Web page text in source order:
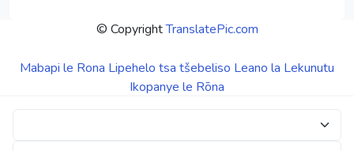
© CopyrightTranslatePic.com
Mabapi le Rona Lipehelo tsa tšebeliso Leano la Lekunutu
Ikopanye le Rōna